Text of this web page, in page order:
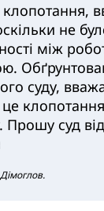
не
між
суду,
Прошу суд